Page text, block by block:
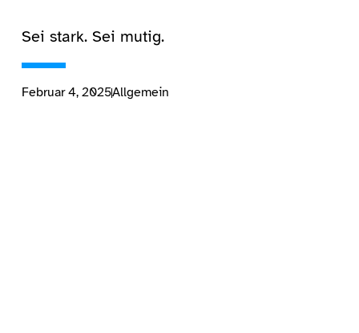
Sei stark. Sei mutig.
Februar 4, 2025Allgemein